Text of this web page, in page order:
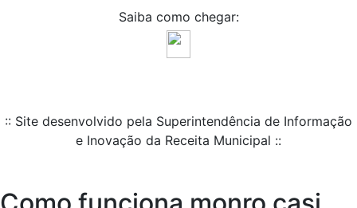
Saiba como chegar:
:: Site desenvolvido pela Superintendência de Informação
e Inovação da Receita Municipal ::